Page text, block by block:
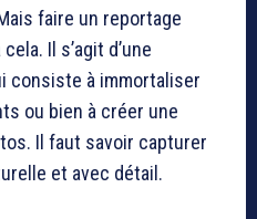
faire un reportage
Il s’agit d’une
consiste à immortaliser
ou bien à créer une
Il faut savoir capturer
et avec détail.